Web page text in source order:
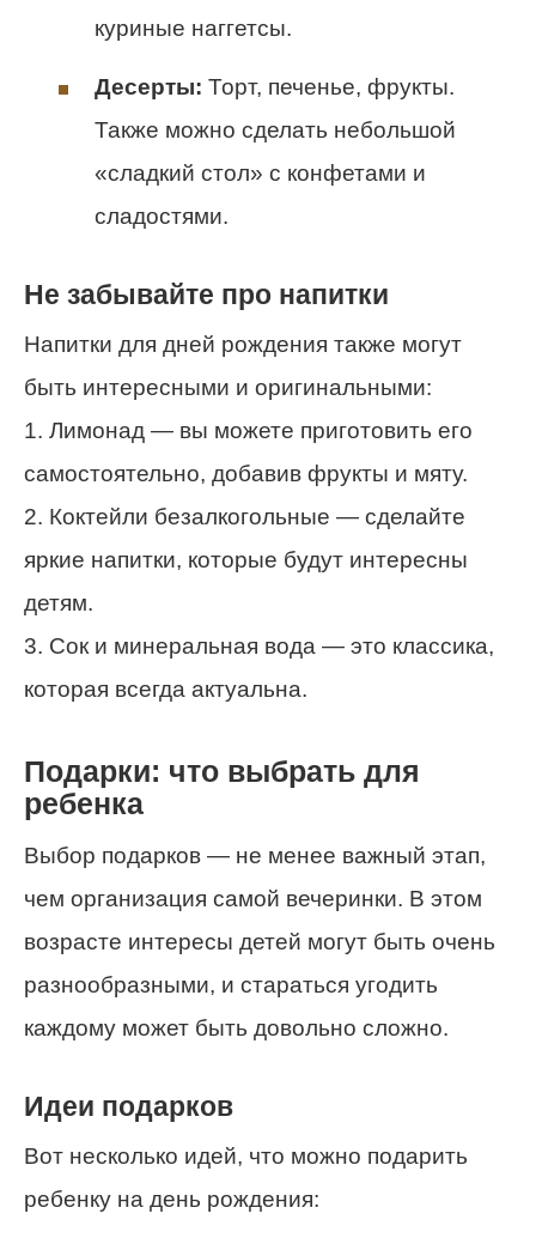
куриные наггетсы.
Десерты: Торт, печенье, фрукты.
Также можно сделать небольшой
«сладкий стол» с конфетами и
сладостями.
Не забывайте про напитки
Напитки для дней рождения также могут
быть интересными и оригинальными:
1. Лимонад — вы можете приготовить его
самостоятельно, добавив фрукты и мяту.
2. Коктейли безалкогольные — сделайте
яркие напитки, которые будут интересны
детям.
3. Сок и минеральная вода — это классика,
которая всегда актуальна.
Подарки: что выбрать для
ребенка
Выбор подарков — не менее важный этап,
чем организация самой вечеринки. В этом
возрасте интересы детей могут быть очень
разнообразными, и стараться угодить
каждому может быть довольно сложно.
Идеи подарков
Вот несколько идей, что можно подарить
ребенку на день рождения: